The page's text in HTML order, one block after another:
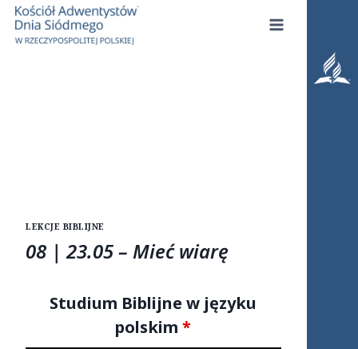
Przejdź
treści
LEKCJE BIBLIJNE
08 | 23.05 – Mieć wiarę
Studium Biblijne w języku
polskim*